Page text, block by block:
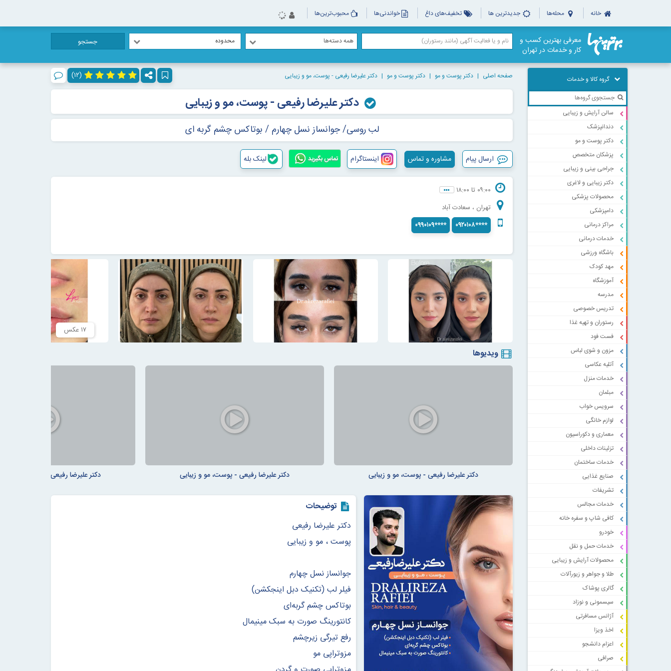
خانه محله‌ها جدیدترین ها تخفیف‌های داغ خواندنی‌ها محبوب‌ترین‌ها
معرفی بهترین کسب و
کار و خدمات در تهران
همه دسته‌ها محدوده جستجو
گروه کالا و خدمات
سالن آرایش و زیبایی
دندانپزشک
دکتر پوست و مو
پزشکان متخصص
جراحی بینی و زیبایی
دکتر زیبایی و لاغری
محصولات پزشکی
دامپزشکی
مراکز درمانی
خدمات درمانی
باشگاه ورزشی
مهد کودک
آموزشگاه
مدرسه
تدریس خصوصی
رستوران و تهیه غذا
فست فود
مزون و شوی لباس
آتلیه عکاسی
خدمات منزل
مبلمان
سرویس خواب
لوازم خانگی
معماری و دکوراسیون
تزئینات داخلی
خدمات ساختمان
صنایع غذایی
تشریفات
خدمات مجالس
کافی شاپ و سفره خانه
خودرو
خدمات حمل و نقل
محصولات آرایش و زیبایی
طلا و جواهر و زیورآلات
گالری پوشاک
سیسمونی و نوزاد
آژانس مسافرتی
اخذ ویزا
اعزام دانشجو
صرافی
صفحه اصلی دکتر پوست و مو دکتر پوست و مو دکتر علیرضا رفیعی - پوست، مو و زیبایی (۱۲)
دکتر علیرضا رفیعی - پوست، مو و زیبایی
لب روسی/ جوانساز نسل چهارم / بوتاکس چشم گربه ای
ارسال پیام مشاوره و تماس اینستاگرام تماس بگیرید لینک بله
۰۹:۰۰ تا ۱۸:۰۰
تهران ، سعادت آباد
۰۹۲۰۱۰۸****
۰۹۹۰۱۰۹****
۱۷ عکس
ویدیوها
دکتر علیرضا رفیعی - پوست، مو و زیبایی دکتر علیرضا رفیعی - پوست، مو و زیبایی دکتر علیرضا رفیعی - پوست، مو و
توضیحات
دکتر علیرضا رفیعی
پوست ، مو و زیبایی
جوانساز نسل چهارم
فیلر لب (تکنیک دبل اینجکشن)
بوتاکس چشم گربه‌ای
کانتورینگ صورت به سبک مینیمال
رفع تیرگی زیرچشم
مزوتراپی مو